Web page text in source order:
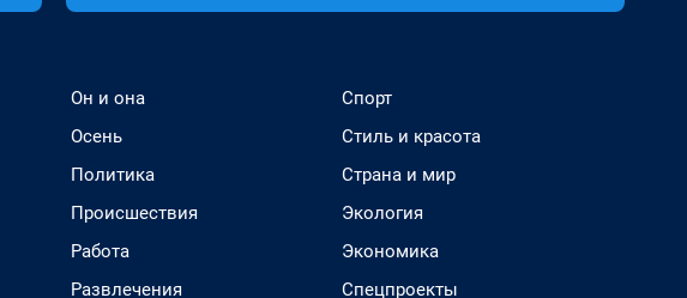
Он и она
Осень
Политика
Происшествия
Работа
Развлечения
Спорт
Стиль и красота
Страна и мир
Экология
Экономика
Спецпроекты